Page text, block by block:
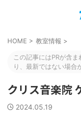
HOME > 教室情報 >
この記事にはPRが含
り、最新ではない場合
クリス音楽院
2024.05.19